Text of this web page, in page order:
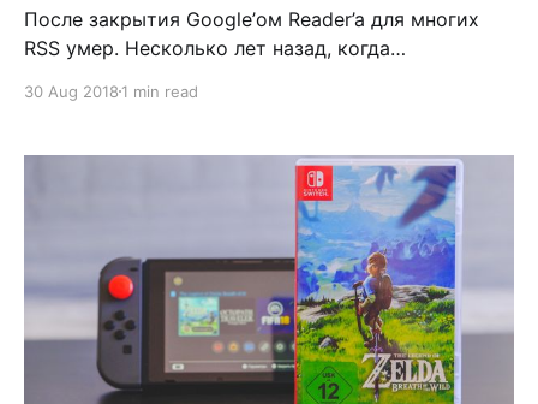
После закрытия Google’ом Reader’a для многих
RSS умер. Несколько лет назад, когда
сервиса, RSS был не нужен - социальные сети
закрытием Google Reader’a, стандарта де-факто
для чтения RSS, возникло много новых сервисов,
которые пытались впрыгнуть
30 Aug 2018 1 min read